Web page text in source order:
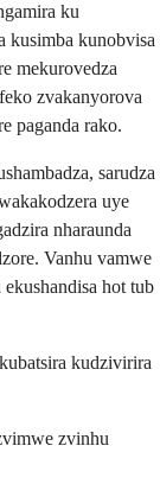
ku
kusimba kunobvisa
mekurovedza
zvakanyorova
paganda rako.
sarudza
uye
nharaunda
Vanhu vamwe
hot tub
kudzivirira
zvinhu